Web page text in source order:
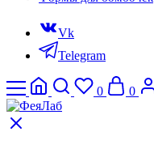
Vk
Telegram
0 0